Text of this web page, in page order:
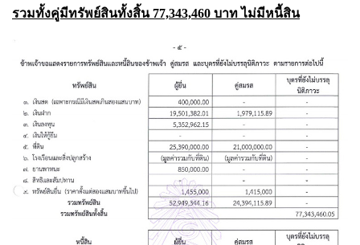
รวมทั้งคู่มีทรัพย์สินทั้งสิ้น 77,343,460 บาท ไม่มีหนี้สิน